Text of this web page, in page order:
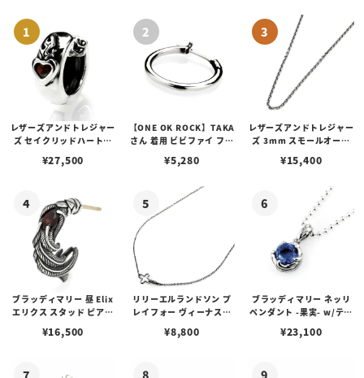
レザーズアンドトレジャー
ズ セイクリッドハートピ
¥27,500
【ONE OK ROCK】TAKA
さん 着用 ビビファイ フー
¥5,280
レザーズアンドトレジャー
ズ 3mm スモールオーバ
ブスタークラスプ＆LTロ
¥15,400
ブラッディマリー 昼 Elix
エリクス スタッド ピアス
¥16,500
リリーエルランドソン プ
レイフォー ヴィーナスチ
¥8,800
ブラッディマリー ネッリ
ペンダント -果実- w/ティ
¥23,100